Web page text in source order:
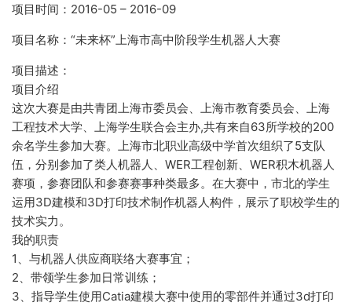
项目时间：2016-05 – 2016-09
项目名称：“未来杯”上海市高中阶段学生机器人大赛
项目描述：
项目介绍
这次大赛是由共青团上海市委员会、上海市教育委员会、上海
工程技术大学、上海学生联合会主办,共有来自63所学校的200
余名学生参加大赛。上海市北职业高级中学首次组织了5支队
伍，分别参加了类人机器人、WER工程创新、WER积木机器人
赛项，参赛团队和参赛赛事种类最多。在大赛中，市北的学生
运用3D建模和3D打印技术制作机器人构件，展示了职校学生的
技术实力。
我的职责
1、与机器人供应商联络大赛事宜；
2、带领学生参加日常训练；
3、指导学生使用Catia建模大赛中使用的零部件并通过3d打印